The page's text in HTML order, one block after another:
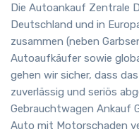
Die Autoankauf Zentrale
Deutschland und in
zusammen (neben
Autoaufkäufer sowie
gehen wir sicher, dass
zuverlässig und seriös
Gebrauchtwagen Ankauf
Auto mit Motorschaden